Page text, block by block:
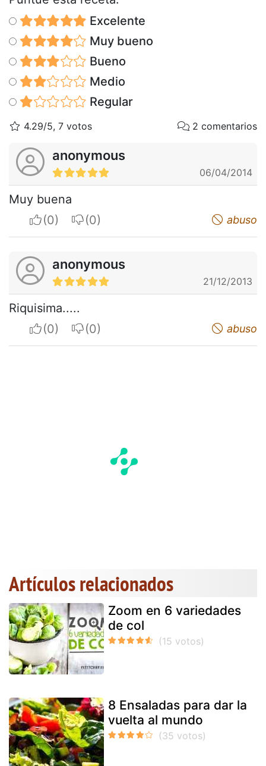
Excelente
Muy bueno
Bueno
Medio
Regular
4.29/5, 7 votos 2 comentarios
anonymous
06/04/2014
Muy buena
I apreciateI do not appreciate abuso
anonymous
21/12/2013
Riquisima.....
I apreciateI do not appreciate abuso
Artículos relacionados
Zoom en 6 variedades
de col
8 Ensaladas para dar la
vuelta al mundo